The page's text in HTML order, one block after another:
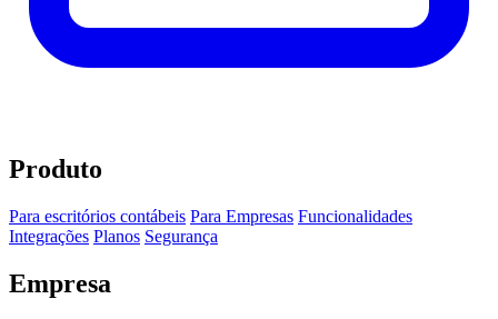
Produto
Para escritórios contábeis Para Empresas Funcionalidades
Integrações Planos Segurança
Empresa